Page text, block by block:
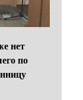
нет
по